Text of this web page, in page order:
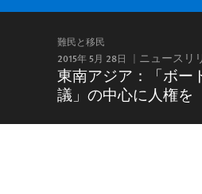
難民と移民
2015年 5月 28日
ニュースリ
東南アジア：「ボー
議」の中心に人権を